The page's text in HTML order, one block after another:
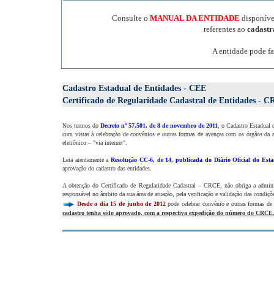
Consulte o MANUAL DA ENTIDADE
referentes ao
A entidade pode
Cadastro Estadual de Entidades - CEE
Certificado de Regularidade Cadastral de Entidades -
Nos termos do Decreto nº 57.501, de 8 de novembro de 2011 , o Cadastro
com vistas à celebração de convênios e outras formas de avenças com os órgãos
eletrônico – "via internet".
Leia atentamente aResolução CC-6, de 14, publicada do Diário Oficial do
aprovação do cadastro das entidades.
A obtenção do Certificado de Regularidade Cadastral – CRCE, não obriga a
responsável no âmbito da sua área de atuação, pela verificação e validação das
Desde o dia 15 de junho de 2012pode celebrar convênio e outras formas
cadastro tenha sido aprovado, com a respectiva expedição do número do CRCE.